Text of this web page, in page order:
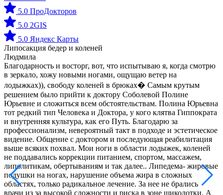
5.0 ПроДокторов
5.0 2GIS
5.0 Яндекс Карты
Липосакция бедер и коленей
Людмила
Благодарность и восторг, вот, что испытываю я, когда смотрю
в зеркало, хожу новыми ногами, ощущаю ветер на
лодыжках)), свободу коленей в брюках� Самым крутым
решением было прийти к доктору Соболевой Полине
Юрьевне и сложиться всем обстоятельствам. Полина Юрьевна
тот редкий тип Человека и Доктора, у кого клятва Гиппократа
и внутренняя культура, как его Путь. Благодарю за
профессионализм, невероятный такт в подходе и эстетическое
видение. Общение с доктором и последующая реабилитация
выше всяких похвал. Мои ноги в области лодыжек, коленей
не поддавались коррекции питанием, спортом, массажем,
липолитикам, обертываниям и так далее.. Липедема- жировые
подушки на ногах, нарушение объема жира в сложных
областях, только радикальное лечение. За нее не брались
врачи из за высокой сложности и риска в зоне щиколотки. А